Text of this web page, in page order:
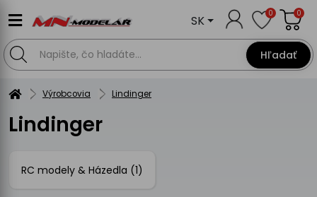
Hľadať
SK 0 0
Výrobcovia Lindinger
Lindinger
RC modely & Házedla (1)